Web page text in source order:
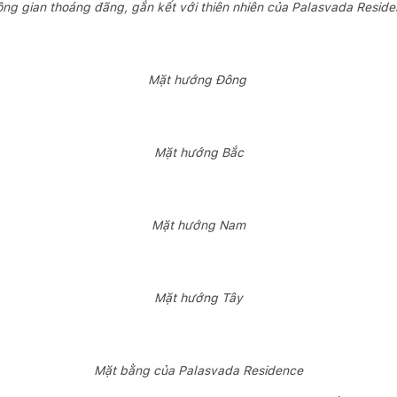
gian thoáng đãng, gắn kết với thiên nhiên của Palasvada
Mặt hướng Đông
Mặt hướng Bắc
Mặt hướng Nam
Mặt hướng Tây
Mặt bằng của Palasvada Residence